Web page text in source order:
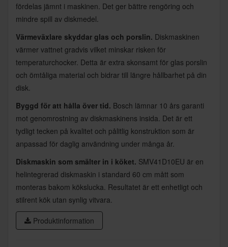
fördelas jämnt i maskinen. Det ger bättre rengöring och
mindre spill av diskmedel.
Värmeväxlare skyddar glas och porslin. Diskmaskinen
värmer vattnet gradvis vilket minskar risken för
temperaturchocker. Detta är extra skonsamt för glas porslin
och ömtåliga material och bidrar till längre hållbarhet på din
disk.
Byggd för att hålla över tid. Bosch lämnar 10 års garanti
mot genomrostning av diskmaskinens insida. Det är ett
tydligt tecken på kvalitet och pålitlig konstruktion som är
anpassad för daglig användning under många år.
Diskmaskin som smälter in i köket. SMV41D10EU är en
helintegrerad diskmaskin i standard 60 cm mått som
monteras bakom kökslucka. Resultatet är ett enhetligt och
stilrent kök utan synlig vitvara.
Produktinformation